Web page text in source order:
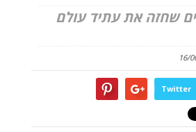
מלפני 11 שנים שחזה את עתיד עולם
16/
Twitter